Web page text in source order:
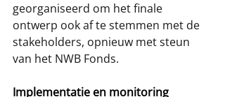
georganiseerd om het finale
ontwerp ook af te stemmen met de
stakeholders, opnieuw met steun
van het NWB Fonds.
Implementatie en monitoring